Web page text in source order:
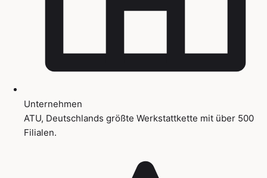
Unternehmen
ATU, Deutschlands größte Werkstattkette mit über 500
Filialen.